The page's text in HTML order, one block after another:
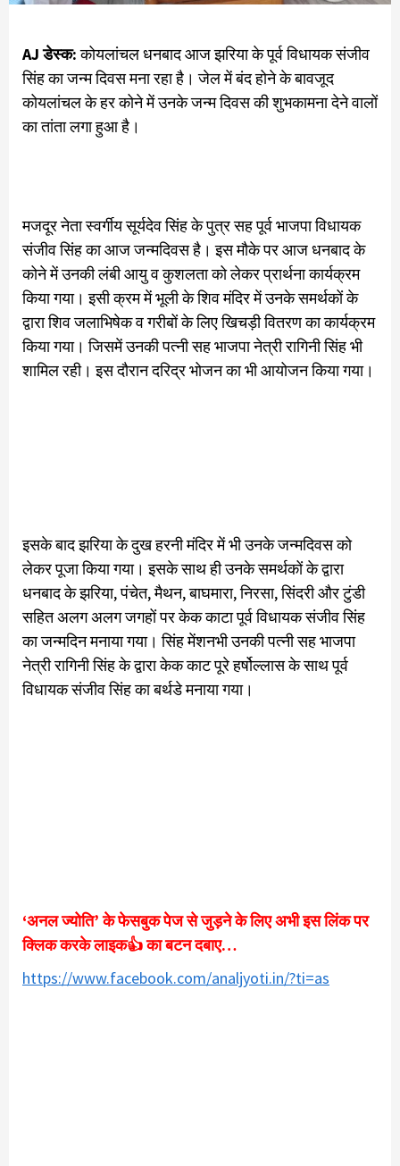
AJ डेस्क:कोयलांचल धनबाद आज झरिया के पूर्व विधायक संजीव
सिंह का जन्म दिवस मना रहा है। जेल में बंद होने के बावजूद
कोयलांचल के हर कोने में उनके जन्म दिवस की शुभकामना देने वालों
का तांता लगा हुआ है।
मजदूर नेता स्वर्गीय सूर्यदेव सिंह के पुत्र सह पूर्व भाजपा विधायक
संजीव सिंह का आज जन्मदिवस है। इस मौके पर आज धनबाद के
कोने में उनकी लंबी आयु व कुशलता को लेकर प्रार्थना कार्यक्रम
किया गया। इसी क्रम में भूली के शिव मंदिर में उनके समर्थकों के
द्वारा शिव जलाभिषेक व गरीबों के लिए खिचड़ी वितरण का कार्यक्रम
किया गया। जिसमें उनकी पत्नी सह भाजपा नेत्री रागिनी सिंह भी
शामिल रही। इस दौरान दरिद्र भोजन का भी आयोजन किया गया।
इसके बाद झरिया के दुख हरनी मंदिर में भी उनके जन्मदिवस को
लेकर पूजा किया गया। इसके साथ ही उनके समर्थकों के द्वारा
धनबाद के झरिया, पंचेत, मैथन, बाघमारा, निरसा, सिंदरी और टुंडी
सहित अलग अलग जगहों पर केक काटा पूर्व विधायक संजीव सिंह
का जन्मदिन मनाया गया। सिंह मेंशनभी उनकी पत्नी सह भाजपा
नेत्री रागिनी सिंह के द्वारा केक काट पूरे हर्षोल्लास के साथ पूर्व
विधायक संजीव सिंह का बर्थडे मनाया गया।
‘अनल ज्योति’ के फेसबुक पेज से जुड़ने के लिए अभी इस लिंक पर
क्लिक करके लाइक👍 का बटन दबाए…
https://www.facebook.com/analjyoti.in/?ti=as